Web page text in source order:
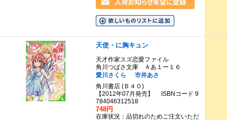
天使・に胸キュン
天才作家スズ恋愛ファイル
角川つばさ文庫 Ａあ１ー１６
愛川さくら
市井あさ
角川書店 (Ｂ４０)
【2012年07月発売】 ISBNコード 9
784046312518
748円
在庫状況：品切れのためご注文いただ